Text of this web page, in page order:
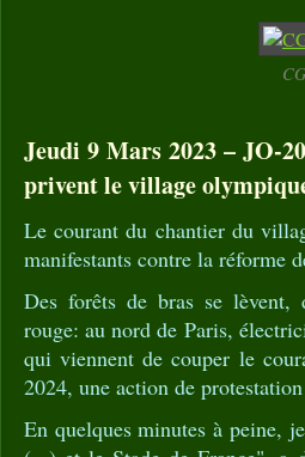
Jeudi 9 Mars 2023 – JO-
privent le village
Le courant du chantier du
manifestants contre la réforme
Des forêts de bras se lèvent,
rouge: au nord de Paris,
qui viennent de couper le
2024, une action de
En quelques minutes à peine,